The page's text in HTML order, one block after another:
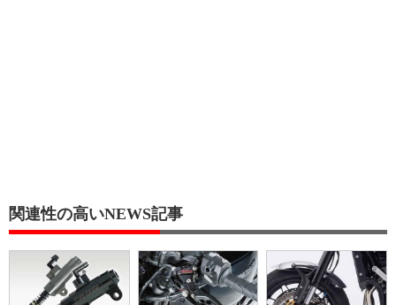
関連性の高いNEWS記事